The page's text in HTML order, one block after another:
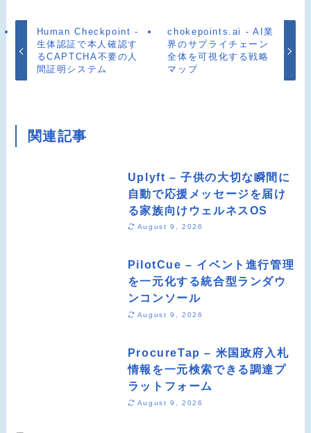
Human Checkpoint -
生体認証で本人確認す
るCAPTCHA不要の人
間証明システム
chokepoints.ai - AI業
界のサプライチェーン
全体を可視化する戦略
マップ
関連記事
Uplyft – 子供の大切な瞬間に
自動で応援メッセージを届け
る家族向けウェルネスOS
August 9, 2026
PilotCue – イベント進行管理
を一元化する統合型ランダウ
ンコンソール
August 9, 2026
ProcureTap – 米国政府入札
情報を一元検索できる調達プ
ラットフォーム
August 9, 2026